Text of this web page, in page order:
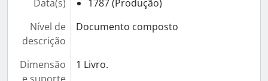
Data(s)
1787 (Produção)
Nível de
descrição
Documento composto
Dimensão
1 Livro.